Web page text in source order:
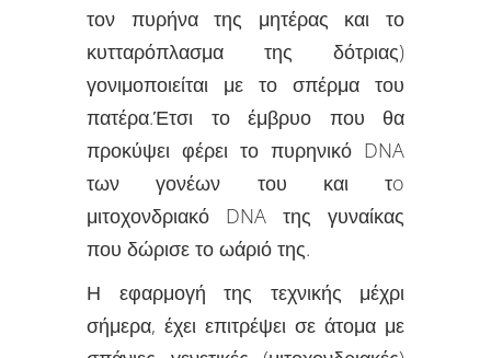
τον πυρήνα της μητέρας και το
κυτταρόπλασμα της δότριας)
γονιμοποιείται με το σπέρμα του
πατέρα.Έτσι το έμβρυο που θα
προκύψει φέρει το πυρηνικό DNA
των γονέων του και τo
μιτοχονδριακό DNA της γυναίκας
που δώρισε το ωάριό της.
Η εφαρμογή της τεχνικής μέχρι
σήμερα, έχει επιτρέψει σε άτομα με